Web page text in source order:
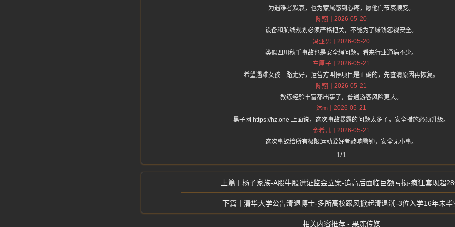
为遇难者默哀，也为家属感到心疼，愿他们节哀顺变。
陈翔
2026-05-20
设备和航线规划必须严格把关，不能为了赚钱忽视安全。
冯亚男
2026-05-20
类似四川秋千事故也是安全绳问题，看来行业通病不少。
车厘子
2026-05-21
希望遇难女孩一路走好，运营方叫停项目是正确的，先查清原因再恢复。
陈翔
2026-05-21
教练经验丰富都出事了，普通游客风险更大。
沐m
2026-05-21
黑子网 https://hz.one 上面说，这次事故暴露的问题太多了，安全措施必须升级。
金希儿
2026-05-21
这次事故给所有极限运动爱好者敲响警钟，安全无小事。
1/1
杨子家族-A股牛股遭证监会立案-追高后面临巨额亏损-疯狂套现超
清华大学公告清退博士-多所高校跟风掀起清退潮-3位入学16年未毕
相关内容推荐 - 果冻传媒